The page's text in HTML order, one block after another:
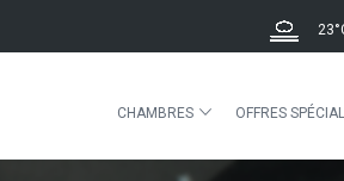
CHAMBRES OFFRES